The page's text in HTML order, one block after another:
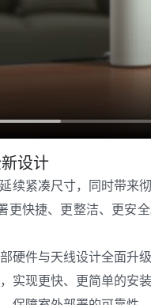
设计
续紧凑尺寸，同时带来
更快捷、更整洁、更安
硬件与天线设计全面升级
实现更快、更简单的安装